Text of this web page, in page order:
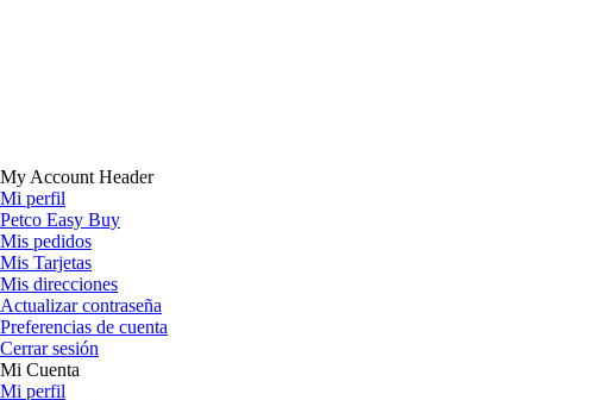
My Account Header
Mi perfil
Petco Easy Buy
Mis pedidos
Mis Tarjetas
Mis direcciones
Actualizar contraseña
Preferencias de cuenta
Cerrar sesión
Mi Cuenta
Mi perfil